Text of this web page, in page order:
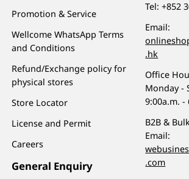
Promotion & Service
Wellcome WhatsApp Terms
and Conditions
Refund/Exchange policy for
physical stores
Store Locator
License and Permit
Careers
General Enquiry
Tel:+852
Email:
.hk
Office
Monday -
9:00a.m. -
B2B &
Email:
.com